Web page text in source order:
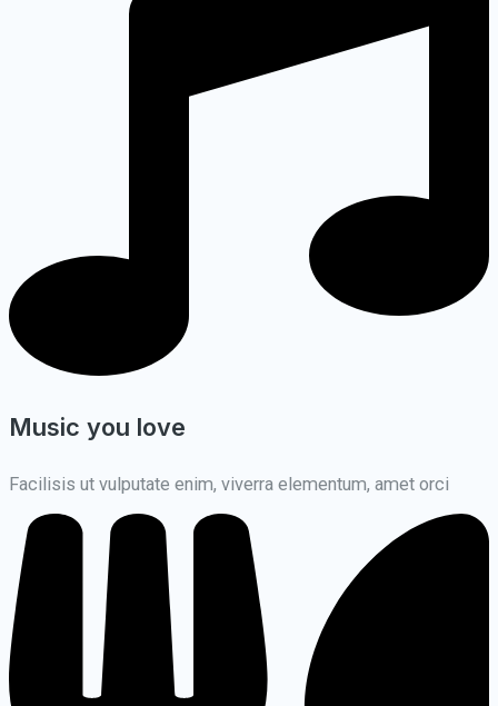
Music you love
Facilisis ut vulputate enim, viverra elementum, amet orci